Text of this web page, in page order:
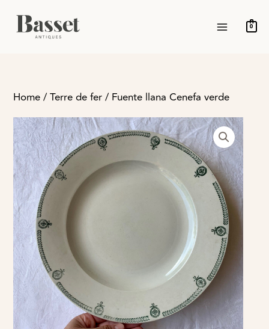
contenido
MENU
0
Home/Terre de fer/ Fuente llana Cenefa verde